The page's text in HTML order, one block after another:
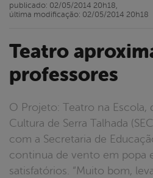
Teatro aproxima alunos e
professores
O Projeto: Teatro na Escola, da Secretaria de
Cultura de Serra Talhada
com a Secretaria de
continua de vento em popa
satisfatórios. “Muito bom,
publicado: 02/05/2014 20h18,
última modificação: 02/05/2014 20h18